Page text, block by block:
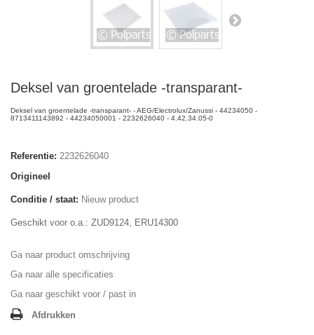
Deksel van groentelade -transparant-
Deksel van groentelade -transparant- - AEG/Electrolux/Zanussi - 44234050 -
8713411143892 - 44234050001 - 2232626040 - 4.42.34.05-0
Referentie: 2232626040
Origineel
Conditie / staat: Nieuw product
Geschikt voor o.a.: ZUD9124, ERU14300
Ga naar product omschrijving
Ga naar alle specificaties
Ga naar geschikt voor / past in
Afdrukken